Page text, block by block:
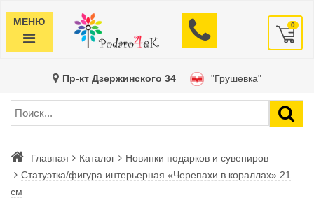
МЕНЮ 0
Пр-кт Дзержинского 34 "Грушевка"
Главная Каталог
Новинки подарков и сувениров
Статуэтка/фигура интерьерная «Черепахи в кораллах» 21
см